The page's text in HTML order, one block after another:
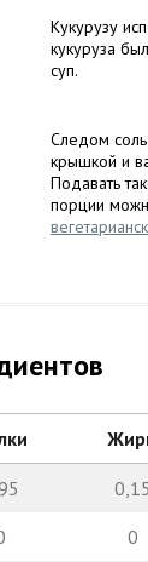
Кукурузу
кукуруза
суп.
Следом соль
крышкой и
Подавать
порции
0,15
0